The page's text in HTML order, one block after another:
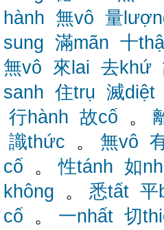
hành 無vô 量
sung 滿mãn 十
無vô 來lai 去khứ
sanh 住trụ 滅diệt
行hành 故cố 。
識thức 。 無vô
cố 。性tánh 如
không 。 悉tất 平
cố 。 一nhất 切